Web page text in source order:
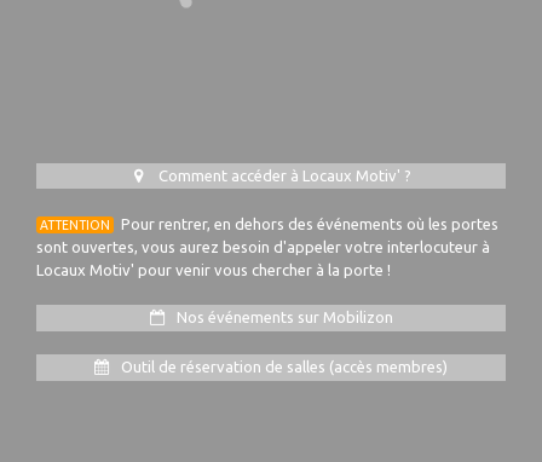
Comment accéder à Locaux Motiv' ?
ATTENTION
Pour rentrer, en dehors des événements où les portes
sont ouvertes, vous aurez besoin d'appeler votre interlocuteur à
Locaux Motiv' pour venir vous chercher à la porte !
Nos événements sur Mobilizon
Outil de réservation de salles (accès membres)